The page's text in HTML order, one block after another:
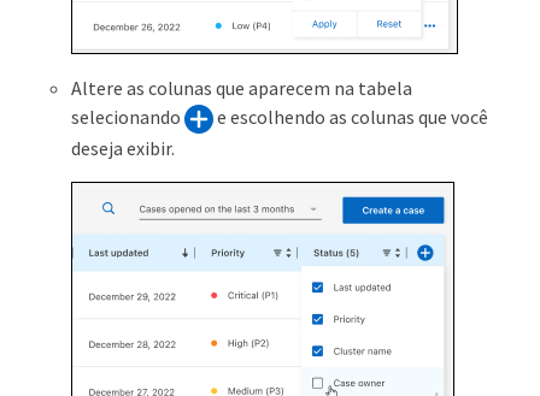
Altere as colunas que aparecem na tabela
selecionando
e escolhendo as colunas que você
deseja exibir.